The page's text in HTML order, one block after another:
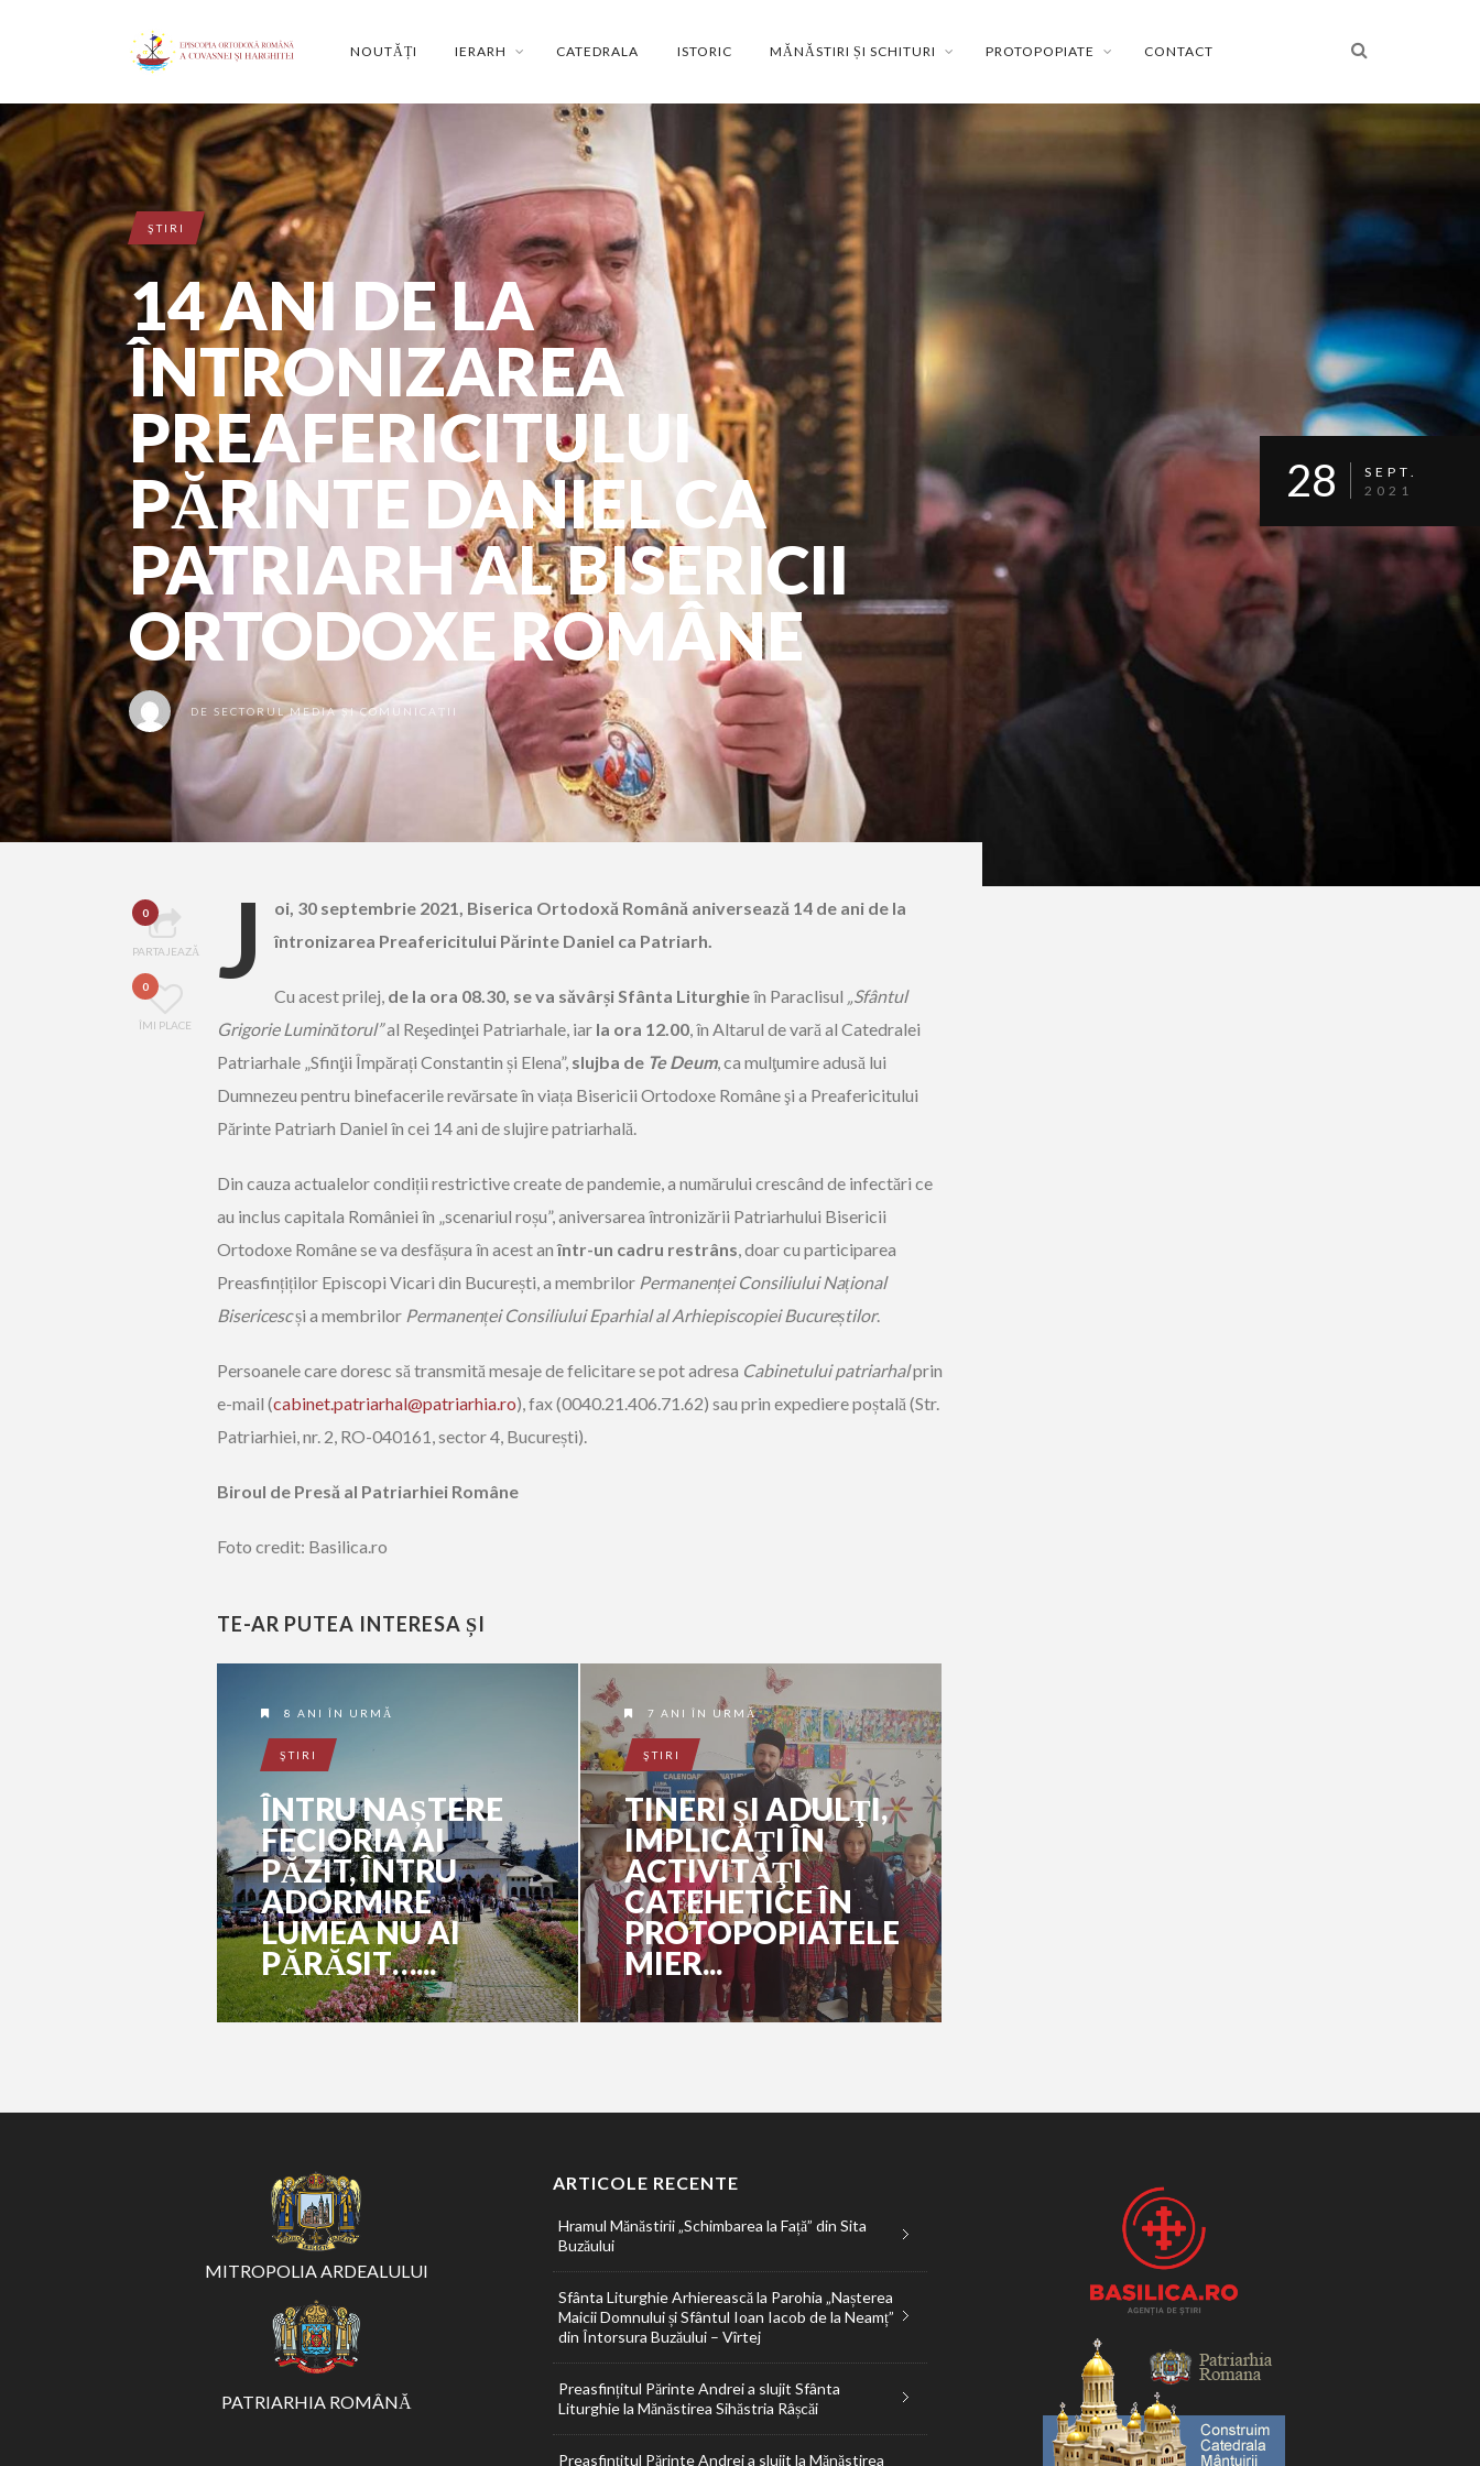
NOUTĂȚI IERARH CATEDRALA ISTORIC MĂNĂSTIRI ȘI SCHITURI PROTOPOPIATE CONTACT
ŞTIRI
14 ANI DE LA
ÎNTRONIZAREA
PREAFERICITULUI
PĂRINTE DANIEL CA
PATRIARH AL BISERICII
ORTODOXE ROMÂNE
DE SECTORUL MEDIA ȘI COMUNICAȚII
28
SEPT.
2021
0
PARTAJEAZĂ
0
ÎMI PLACE
J
oi, 30 septembrie 2021, Biserica Ortodoxă Română aniversează 14 de ani de la
întronizarea Preafericitului Părinte Daniel ca Patriarh.
Cu acest prilej, de la ora 08.30, se va săvârși Sfânta Liturghieîn Paraclisul
„Sfântul
Grigorie Luminătorul”al Reşedinţei Patriarhale, iar la ora 12.00 , în Altarul de vară al Catedralei
Patriarhale „Sfinţii Împărați Constantin și Elena”, slujba de Te Deum, ca mulţumire adusă lui
Dumnezeu pentru binefacerile revărsate în viața Bisericii Ortodoxe Române şi a Preafericitului
Părinte Patriarh Daniel în cei 14 ani de slujire patriarhală.
Din cauza actualelor condiții restrictive create de pandemie, a numărului crescând de infectări ce
au inclus capitala României în „scenariul roșu”, aniversarea întronizării Patriarhului Bisericii
Ortodoxe Române se va desfășura în acest anîntr-un cadru restrâns , doar cu participarea
Preasfințiților Episcopi Vicari din București, a membrilor Permanenței Consiliului Național
Bisericescși a membrilor Permanenței Consiliului Eparhial al Arhiepiscopiei Bucureștilor.
Persoanele care doresc să transmită mesaje de felicitare se pot adresa Cabinetului patriarhalprin
e-mail (cabinet.patriarhal@patriarhia.ro), fax (0040.21.406.71.62) sau prin expediere poștală (Str.
Patriarhiei, nr. 2, RO-040161, sector 4, București).
Biroul de Presă al Patriarhiei Române
Foto credit: Basilica.ro
TE-AR PUTEA INTERESA ȘI
8 ANI ÎN URMĂ
ŞTIRI
ÎNTRU NAȘTERE
FECIORIA AI
PĂZIT, ÎNTRU
ADORMIRE
LUMEA NU AI
PĂRĂSIT…...
7 ANI ÎN URMĂ
ŞTIRI
TINERI ŞI ADULŢI,
IMPLICAŢI ÎN
ACTIVITĂŢI
CATEHETICE ÎN
PROTOPOPIATELE
MIER...
MITROPOLIA ARDEALULUI
PATRIARHIA ROMÂNĂ
ARTICOLE RECENTE
Hramul Mănăstirii „Schimbarea la Față” din Sita
Buzăului
Sfânta Liturghie Arhierească la Parohia „Nașterea
Maicii Domnului și Sfântul Ioan Iacob de la Neamț”
din Întorsura Buzăului – Vîrtej
Preasfințitul Părinte Andrei a slujit Sfânta
Liturghie la Mănăstirea Sihăstria Râșcăi
Preasfințitul Părinte Andrei a slujit la Mănăstirea